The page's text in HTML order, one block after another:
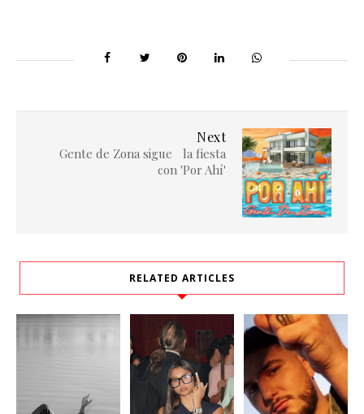
Next
Gente de Zona sigue la fiesta
con 'Por Ahí'
RELATED ARTICLES